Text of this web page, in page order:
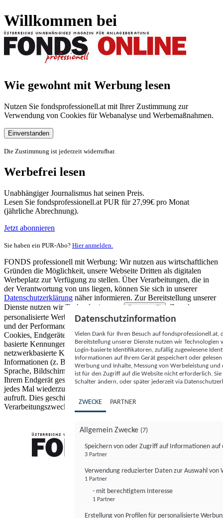
Willkommen bei
Wie gewohnt mit Werbung lesen
Nutzen Sie fondsprofessionell.at mit Ihrer Zustimmung zur
Verwendung von Cookies für Webanalyse und Werbemaßnahmen.
Einverstanden
Die Zustimmung ist jederzeit widerrufbar.
Werbefrei lesen
Unabhängiger Journalismus hat seinen Preis.
Lesen Sie fondsprofessionell.at PUR für 27,99€ pro Monat
(jährliche Abrechnung).
Jetzt abonnieren
Sie haben ein PUR-Abo? Hier anmelden.
FONDS professionell mit Werbung: Wir nutzen aus wirtschaftlichen
Gründen die Möglichkeit, unsere Webseite Dritten als digitalen
Werbeplatz zur Verfügung zu stellen. Über Verarbeitungen, die in
der Verantwortung von uns liegen, können Sie sich in unserer
Datenschutzerklärung näher informieren. Zur Bereitstellung unserer
Dienste nutzen wir Technologien von
Partnern (5)
. Zwecke:
personalisierte Werbung und Inhalte, Messung von Werbeleistung
und der Performance von Inhalten sowie Zielgruppenforschung.
Cookies, Endgeräte- oder ähnliche Online-Kennungen (z. B. login-
basierte Kennungen, zufällig generierte Kennungen,
netzwerkbasierte Kennungen) können zusammen mit anderen
Informationen (z. B. Browsertyp und Browserinformationen,
Sprache, Bildschirmgröße, unterstützte Technologien usw.) auf
Ihrem Endgerät gespeichert oder von dort ausgelesen werden, um es
jedes Mal wiederzuerkennen, wenn es eine App oder einer Webseite
aufruft. Dies geschieht für einen oder mehrere der hier aufgeführten
Verarbeitungszwecke.
Datenschutzinformation
Vielen Dank für Ihren Besuch auf
Bereitstellung unserer Dienste nutzen wir Technologien
Login-basierte Identifikatoren, zufällig zugewiesene
Informationen auf Ihrem Gerät gespeichert oder
Werbung und Inhalte, Messung von Werbeleistung
ist für den Zugriff auf die Website nicht erforderlich.
Schalter ändern, oder später jederzeit via
ZWECKE PARTNER
Allgemein Zwecke (7)
Speichern von oder Zugriff auf Informationen auf
3 Partner
Verwendung reduzierter Daten zur Auswahl von
1 Partner
- mit berechtigtem Interesse
1 Partner
Erstellung von Profilen für personalisierte
FONDS professionell